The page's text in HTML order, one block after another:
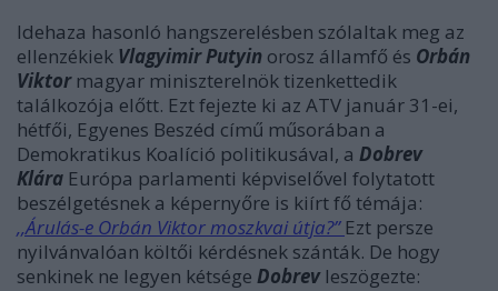
Idehaza hasonló hangszerelésben szólaltak meg az
ellenzékiek Vlagyimir Putyin orosz államfő és Orbán
Viktormagyar miniszterelnök tizenkettedik
találkozója előtt. Ezt fejezte ki az ATV január 31-ei,
hétfői, Egyenes Beszéd című műsorában a
Demokratikus Koalíció politikusával, a Dobrev
Klára Európa parlamenti képviselővel folytatott
beszélgetésnek a képernyőre is kiírt fő témája:
,,Árulás-e Orbán Viktor moszkvai útja?” Ezt persze
nyilvánvalóan költői kérdésnek szánták. De hogy
senkinek ne legyen kétsége Dobrev leszögezte: